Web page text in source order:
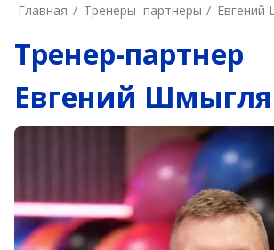
Главная Тренеры–пapтнepы Евгений
Тренер-партнер
Евгений Шмыгля